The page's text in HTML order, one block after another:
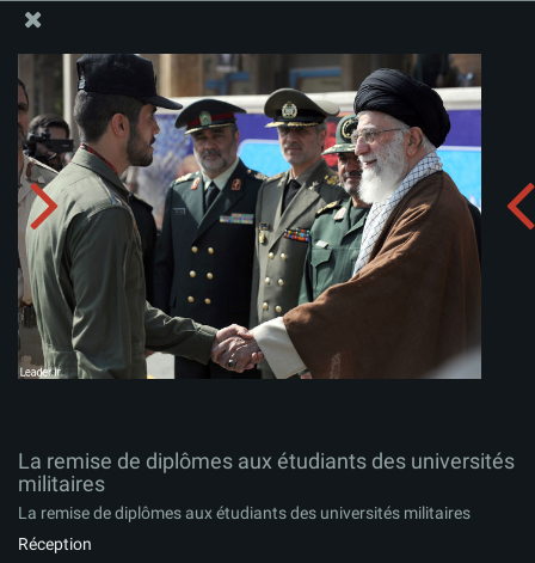
Site Officiel du Bureau du Guide Suprême - Ayatollah Khamenei
La remise de diplômes aux étudiants des universités
militaires
Télécharger l'album:
La remise de diplômes aux étudiants des universités
militaires
La remise de diplômes aux étudiants des universités militaires
Réception